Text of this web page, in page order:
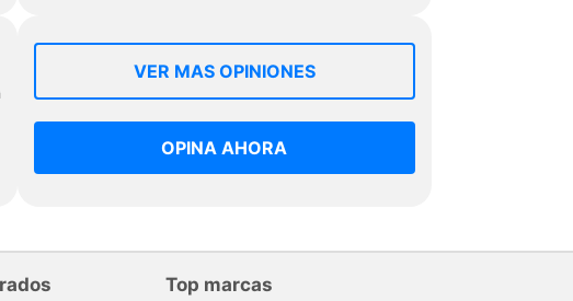
VER MAS OPINIONES
OPINA AHORA
Top marcas